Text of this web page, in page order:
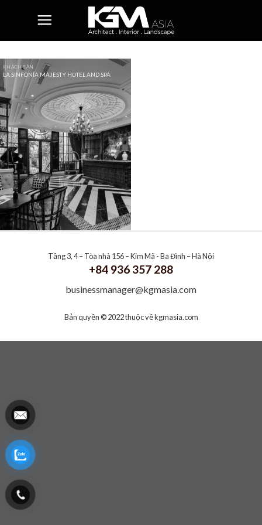
KHÁCH SẠN
LA SINFONÍA MAJESTY HOTEL AND SPA
Tầng 3, 4 – Tòa nhà 156 – Kim Mã - Ba Đình – Hà Nội
+84 936 357 288
businessmanager@kgmasia.com
Bản quyền © 2022 thuộc vềkgmasia.com